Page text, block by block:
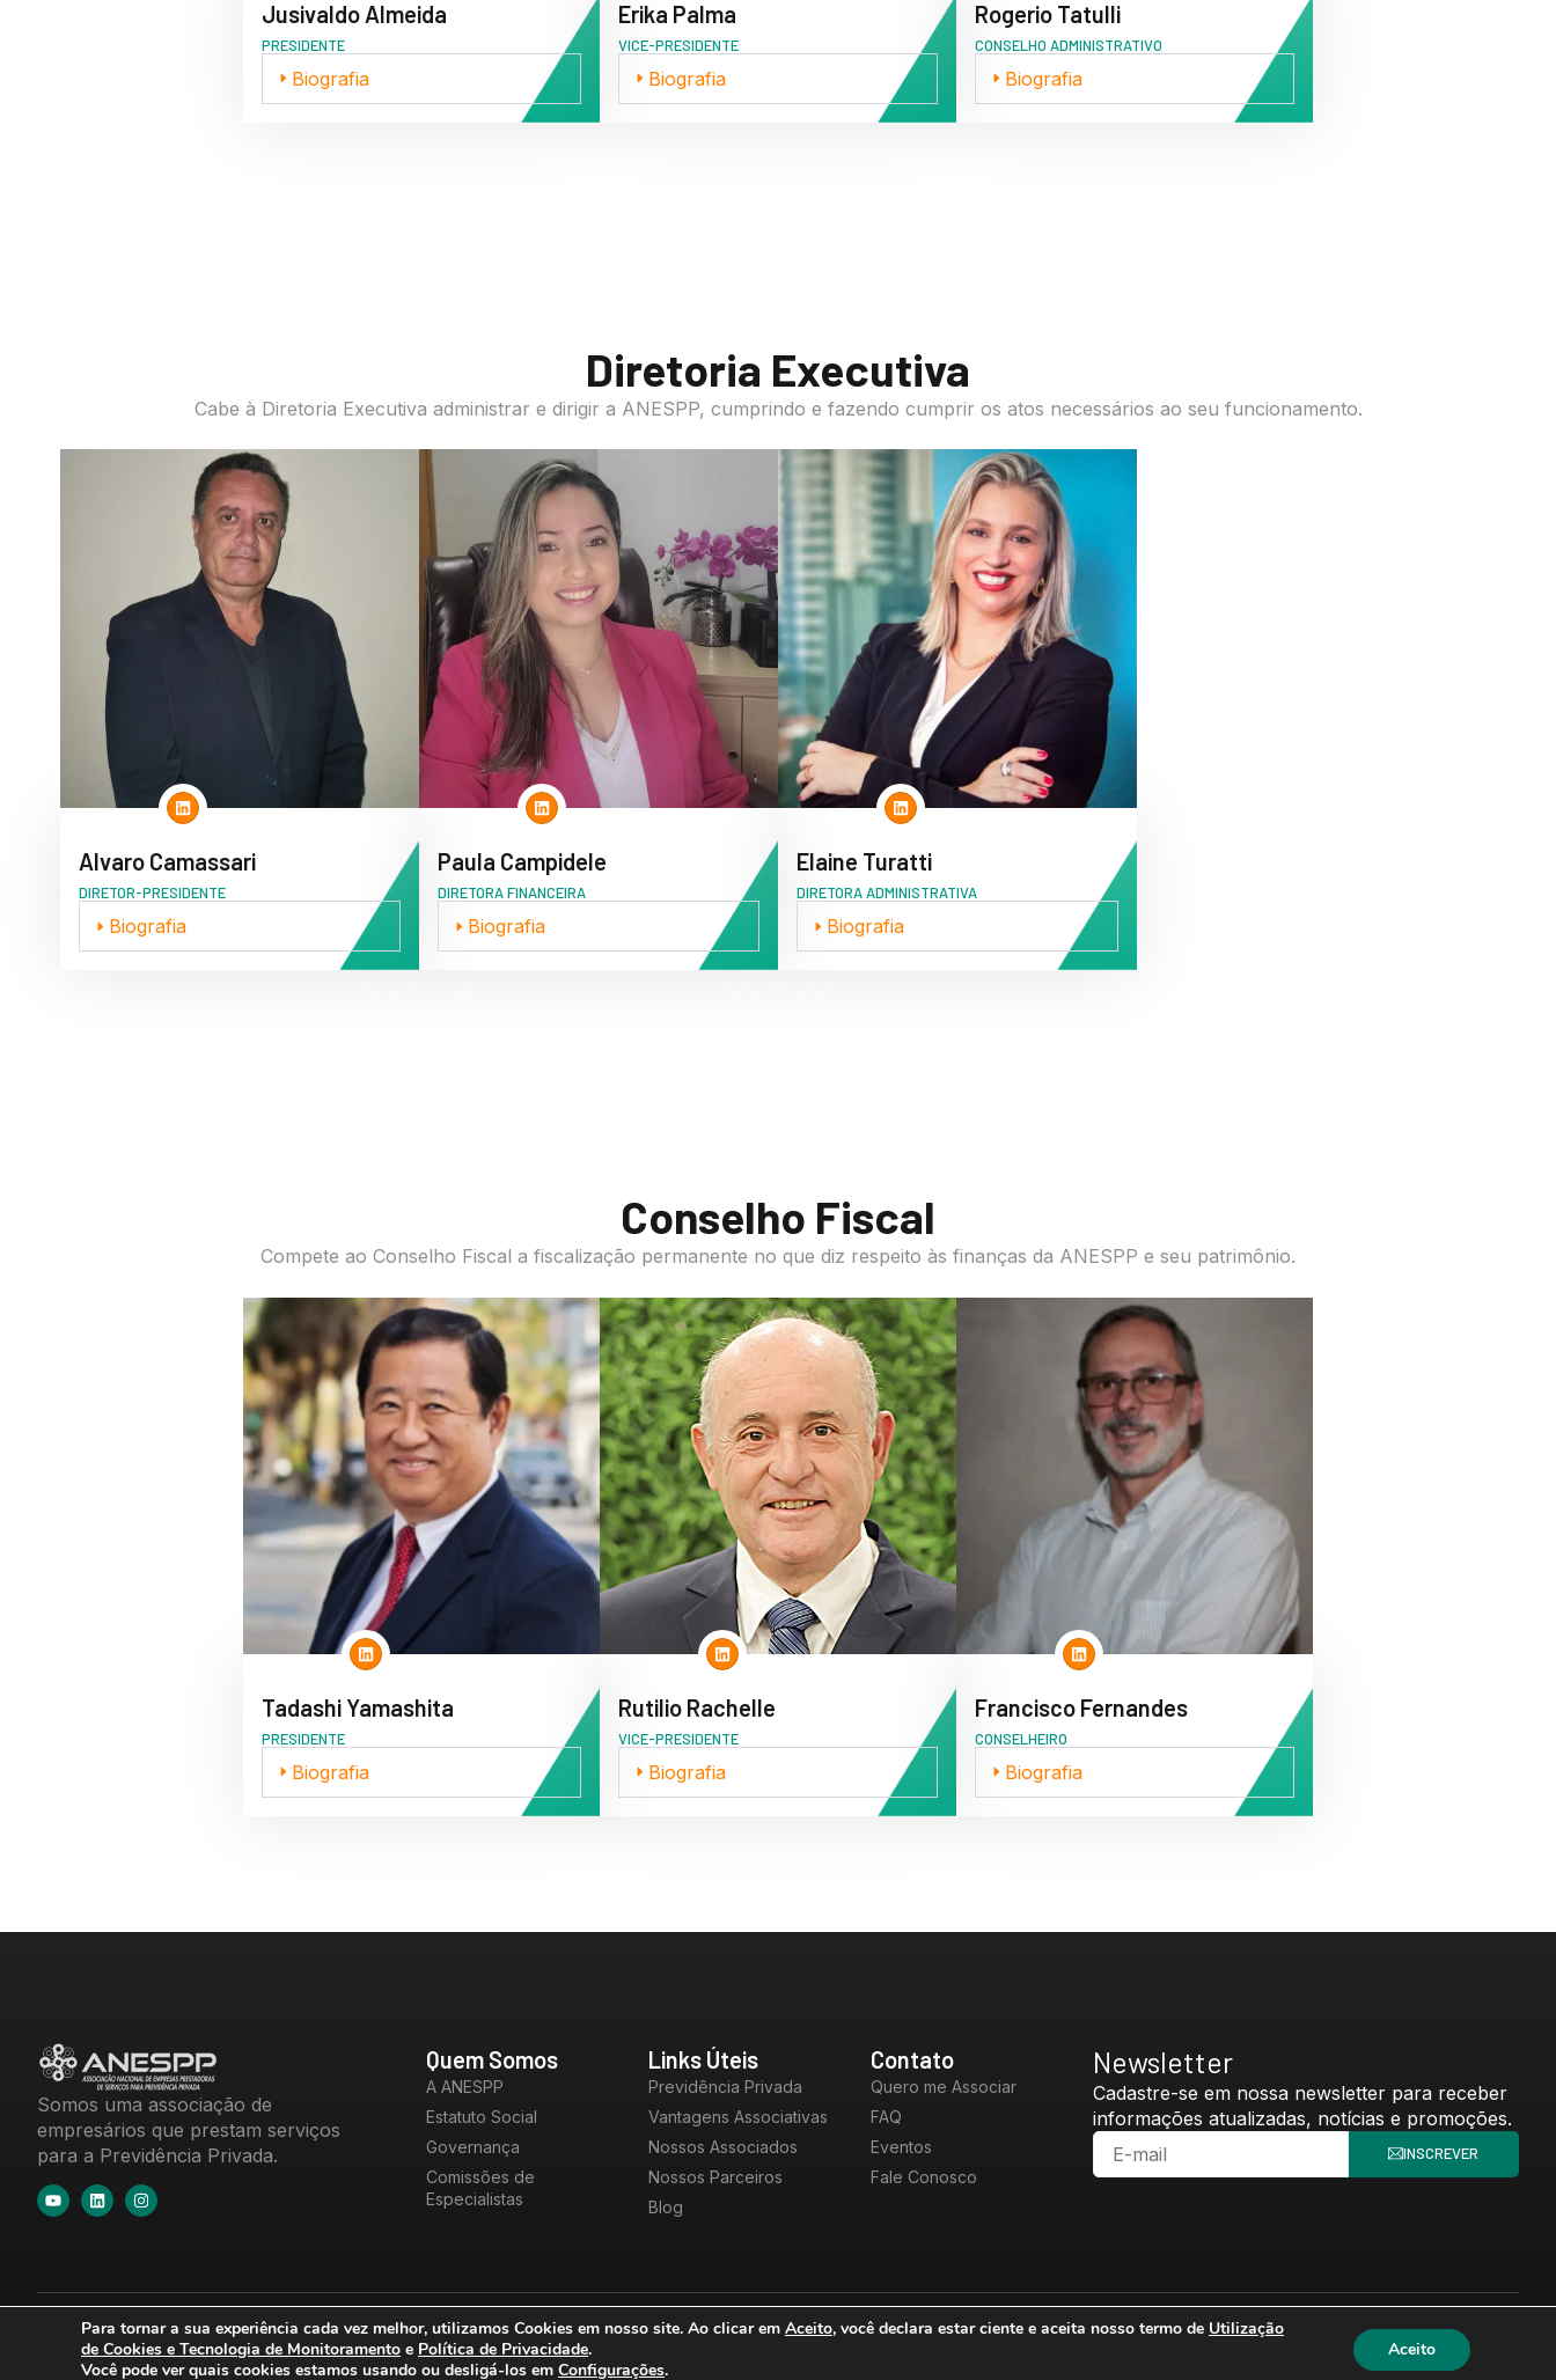
Jusivaldo Almeida
PRESIDENTE
Biografia
Erika Palma
VICE-PRESIDENTE
Biografia
Rogerio Tatulli
CONSELHO ADMINISTRATIVO
Biografia
Diretoria Executiva
Cabe à Diretoria Executiva administrar e dirigir a ANESPP, cumprindo e fazendo cumprir os atos necessários ao seu funcionamento.
Alvaro Camassari
DIRETOR-PRESIDENTE
Biografia
Paula Campidele
DIRETORA FINANCEIRA
Biografia
Elaine Turatti
DIRETORA ADMINISTRATIVA
Biografia
Conselho Fiscal
Compete ao Conselho Fiscal a fiscalização permanente no que diz respeito às finanças da ANESPP e seu patrimônio.
Tadashi Yamashita
PRESIDENTE
Biografia
Rutilio Rachelle
VICE-PRESIDENTE
Biografia
Francisco Fernandes
CONSELHEIRO
Biografia
Somos uma associação de
empresários que prestam serviços
para a Previdência Privada.
Quem Somos
A ANESPP
Estatuto Social
Governança
Comissões de
Especialistas
Links Úteis
Previdência Privada
Vantagens Associativas
Nossos Associados
Nossos Parceiros
Blog
Contato
Quero me Associar
FAQ
Eventos
Fale Conosco
Newsletter
Cadastre-se em nossa newsletter para receber
informações atualizadas, notícias e promoções.
INSCREVER
Copyright © 2025 ANESPP, Todos os direitos reservados. Utilização de Cookies e Tecnologia de Monitoramento
Para tornar a sua experiência cada vez melhor, utilizamos Cookies em nosso site. Ao clicar em Aceito, você declara estar ciente e aceita nosso termo de Utilização
de Cookies e Tecnologia de Monitoramento e Política de Privacidade.
Você pode ver quais cookies estamos usando ou desligá-los em Configurações.
Aceito